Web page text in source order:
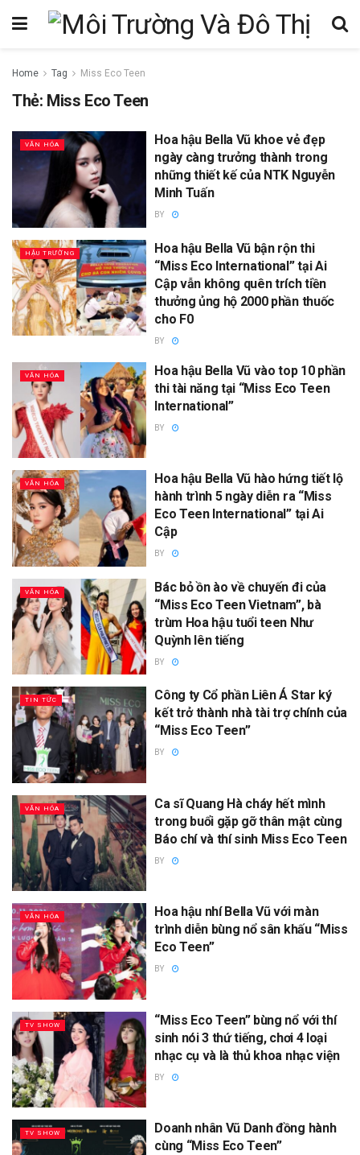
Home Tag Miss Eco Teen
Thẻ: Miss Eco Teen
VĂN HÓA
Hoa hậu Bella Vũ khoe vẻ đẹp
ngày càng trưởng thành trong
những thiết kế của NTK Nguyễn
Minh Tuấn
BY
HẬU TRƯỜNG
Hoa hậu Bella Vũ bận rộn thi
“Miss Eco International” tại Ai
Cập vẫn không quên trích tiền
thưởng ủng hộ 2000 phần thuốc
cho F0
BY
VĂN HÓA
Hoa hậu Bella Vũ vào top 10 phần
thi tài năng tại “Miss Eco Teen
International”
BY
VĂN HÓA
Hoa hậu Bella Vũ hào hứng tiết lộ
hành trình 5 ngày diễn ra “Miss
Eco Teen International” tại Ai
Cập
BY
VĂN HÓA
Bác bỏ ồn ào về chuyến đi của
“Miss Eco Teen Vietnam”, bà
trùm Hoa hậu tuổi teen Như
Quỳnh lên tiếng
BY
TIN TỨC
Công ty Cổ phần Liên Á Star ký
kết trở thành nhà tài trợ chính của
“Miss Eco Teen”
BY
VĂN HÓA
Ca sĩ Quang Hà cháy hết mình
trong buổi gặp gỡ thân mật cùng
Báo chí và thí sinh Miss Eco Teen
BY
VĂN HÓA
Hoa hậu nhí Bella Vũ với màn
trình diễn bùng nổ sân khấu “Miss
Eco Teen”
BY
TV SHOW
“Miss Eco Teen” bùng nổ với thí
sinh nói 3 thứ tiếng, chơi 4 loại
nhạc cụ và là thủ khoa nhạc viện
BY
TV SHOW
Doanh nhân Vũ Danh đồng hành
cùng “Miss Eco Teen”